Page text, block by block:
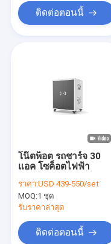
ติดต่อตอนนี้
โน๊ตพ็อต รถชาร์จ 30
แอค โซค็อตไฟฟ้า
ราคา:USD 439-550/set
MOQ:1 ชุด
รับราคาล่าสุด
ติดต่อตอนนี้